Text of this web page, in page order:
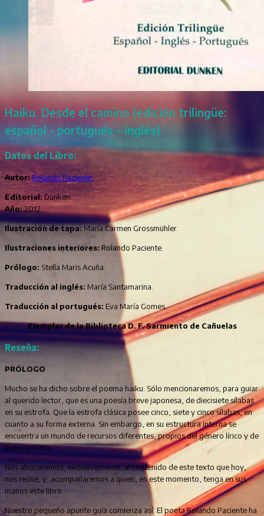
Haiku. Desde el camino (edición trilingüe:
español - portugués – inglés)
Datos del Libro:
Autor:Rolando Paciente.
Editorial:Dunken.
Año:2012.
Ilustración de tapa:María Carmen Grossmühler.
Ilustraciones interiores: Rolando Paciente.
Prólogo: Stella Maris Acuña.
Traducción al inglés: María Santamarina.
Traducción al portugués: Eva María Gomes.
Ejemplar de la Biblioteca D. F. Sarmiento de Cañuelas
Reseña:
PRÓLOGO
Mucho se ha dicho sobre el poema haiku. Sólo mencionaremos, para guiar
al querido lector, que es una poesía breve japonesa, de diecisiete sílabas
en su estrofa. Que la estrofa clásica posee cinco, siete y cinco sílabas, en
cuanto a su forma externa. Sin embargo, en su estructura interna se
encuentra un mundo de recursos diferentes, propios del género lírico y de
la pragmática.
Nos abocaremos, exclusivamente, al contenido de este texto que hoy,
nos reúne, y, acompañaremos a quien, en este momento, tenga en sus
manos este libro.
Nuestro pequeño apunte guía comienza así: El poeta Rolando Paciente ha